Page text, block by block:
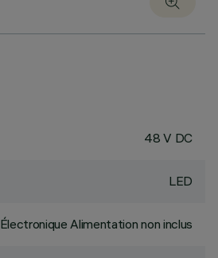
48 V DC
LED
Électronique Alimentation non inclus